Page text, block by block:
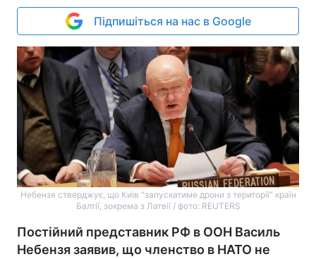
Підпишіться на нас в Google
Небензя стверджує, що Київ "запускатиме дрони з території" країн
Балтії, зокрема з Латвії / фото: REUTERS
Постійний представник РФ в ООН Василь
Небензя заявив, що членство в НАТО не